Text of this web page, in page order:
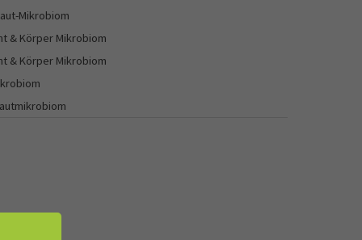
Mikrobiom
& Körper Mikrobiom
& Körper Mikrobiom